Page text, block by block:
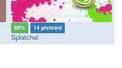
89% 14 přehrání
Splatcha!